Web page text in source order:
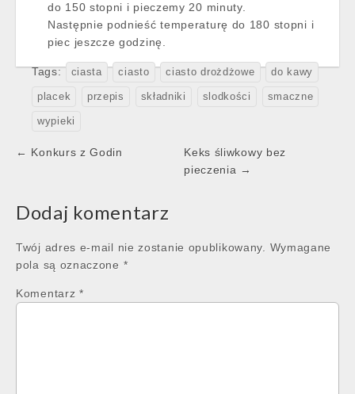
do 150 stopni i pieczemy 20 minuty.
Następnie podnieść temperaturę do 180 stopni i
piec jeszcze godzinę.
Tags: ciasta ciasto ciasto drożdżowe do kawy
placek przepis składniki slodkości smaczne
wypieki
Post
← Konkurs z Godin
Keks śliwkowy bez
pieczenia →
Dodaj komentarz
Twój adres e-mail nie zostanie opublikowany.
Wymagane
pola są oznaczone *
Komentarz *